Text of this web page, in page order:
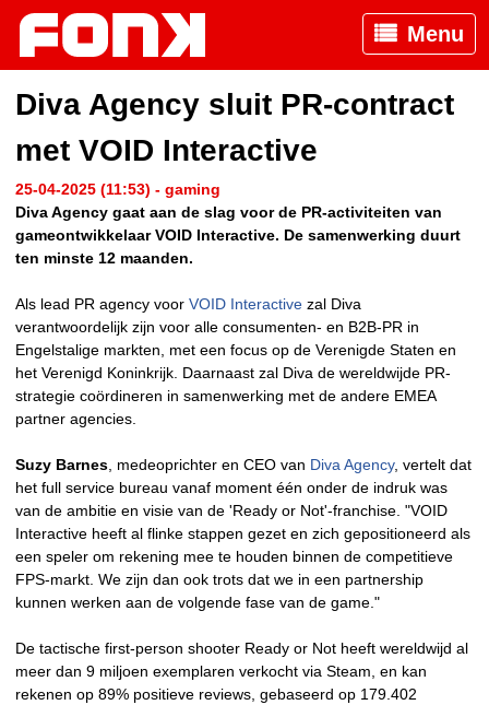
Menu
Diva Agency sluit PR-contract
met VOID Interactive
25-04-2025 (11:53) - gaming
Diva Agency gaat aan de slag voor de PR-activiteiten van
gameontwikkelaar VOID Interactive. De samenwerking duurt
ten minste 12 maanden.
Als lead PR agency voor VOID Interactive zal Diva
verantwoordelijk zijn voor alle consumenten- en B2B-PR in
Engelstalige markten, met een focus op de Verenigde Staten en
het Verenigd Koninkrijk. Daarnaast zal Diva de wereldwijde PR-
strategie coördineren in samenwerking met de andere EMEA
partner agencies.
Suzy Barnes , medeoprichter en CEO van Diva Agency, vertelt dat
het full service bureau vanaf moment één onder de indruk was
van de ambitie en visie van de 'Ready or Not'-franchise. "VOID
Interactive heeft al flinke stappen gezet en zich gepositioneerd als
een speler om rekening mee te houden binnen de competitieve
FPS-markt. We zijn dan ook trots dat we in een partnership
kunnen werken aan de volgende fase van de game."
De tactische first-person shooter Ready or Not heeft wereldwijd al
meer dan 9 miljoen exemplaren verkocht via Steam, en kan
rekenen op 89% positieve reviews, gebaseerd op 179.402